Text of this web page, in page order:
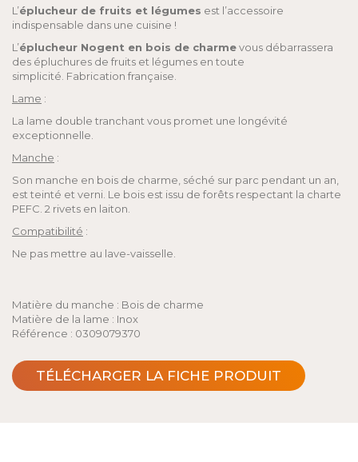
L’éplucheur de fruits et légumes est l’accessoire
indispensable dans une cuisine !
L’éplucheur Nogent en bois de charmevous débarrassera
des épluchures de fruits et légumes en toute
simplicité. Fabrication française.
Lame :
La lame double tranchant vous promet une longévité
exceptionnelle.
Manche :
Son manche en bois de charme, séché sur parc pendant un an,
est teinté et verni. Le bois est issu de forêts respectant la charte
PEFC. 2 rivets en laiton.
Compatibilité :
Ne pas mettre au lave-vaisselle.
Matière du manche : Bois de charme
Matière de la lame : Inox
Référence : 0309079370
TÉLÉCHARGER LA FICHE PRODUIT